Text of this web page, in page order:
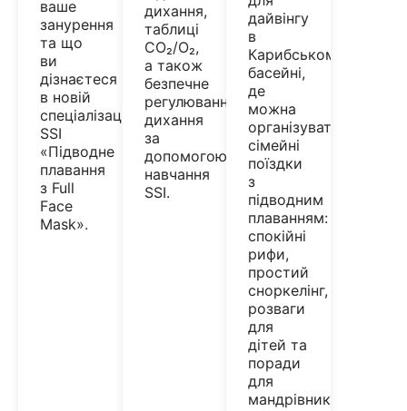
ваше
занурення
та що
ви
дізнаєтеся
в новій
спеціалізації
SSI
«Підводне
плавання
з Full
Face
Mask».
дихання,
таблиці
CO₂/O₂,
а також
безпечне
регулювання
дихання
за
допомогою
навчання
SSI.
дайвінгу
в
Карибському
басейні,
де
можна
організувати
сімейні
поїздки
з
підводним
плаванням:
спокійні
рифи,
простий
сноркелінг,
розваги
для
дітей та
поради
для
мандрівників.